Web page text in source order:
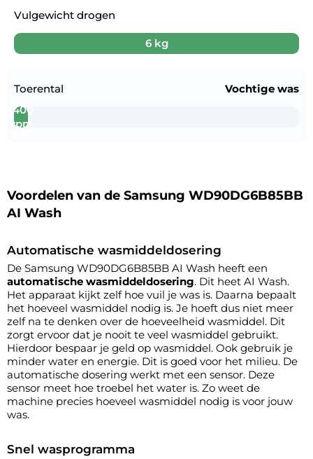
Vulgewicht drogen
6 kg
Toerental
1400
rpm
Vochtige was
Voordelen van de Samsung WD90DG6B85BB
AI Wash
Automatische wasmiddeldosering
De Samsung WD90DG6B85BB AI Wash heeft een
automatische wasmiddeldosering. Dit heet AI Wash.
Het apparaat kijkt zelf hoe vuil je was is. Daarna bepaalt
het hoeveel wasmiddel nodig is. Je hoeft dus niet meer
zelf na te denken over de hoeveelheid wasmiddel. Dit
zorgt ervoor dat je nooit te veel wasmiddel gebruikt.
Hierdoor bespaar je geld op wasmiddel. Ook gebruik je
minder water en energie. Dit is goed voor het milieu. De
automatische dosering werkt met een sensor. Deze
sensor meet hoe troebel het water is. Zo weet de
machine precies hoeveel wasmiddel nodig is voor jouw
was.
Snel wasprogramma